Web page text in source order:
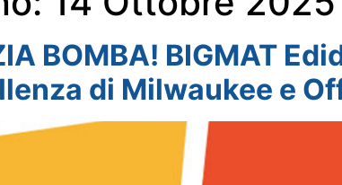
BOMBA! BIGMAT
di Milwaukee e